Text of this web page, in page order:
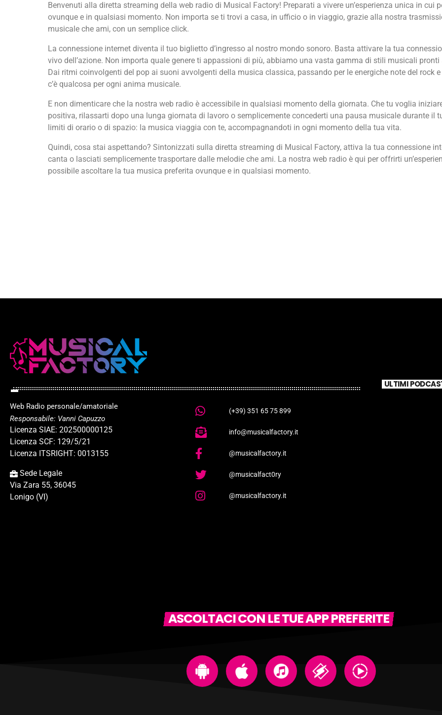
Benvenuti alla diretta streaming della web radio di Musical Factory! Preparati a vivere un’esperienza unica in cui
ovunque e in qualsiasi momento. Non importa se ti trovi a casa, in ufficio o in viaggio, grazie alla nostra
musicale che ami, con un semplice click.
La connessione internet diventa il tuo biglietto d’ingresso al nostro mondo sonoro. Basta attivare la tua
vivo dell’azione. Non importa quale genere ti appassioni di più, abbiamo una vasta gamma di stili musicali
Dai ritmi coinvolgenti del pop ai suoni avvolgenti della musica classica, passando per le energiche note del rock
c’è qualcosa per ogni anima musicale.
E non dimenticare che la nostra web radio è accessibile in qualsiasi momento della giornata. Che tu voglia
positiva, rilassarti dopo una lunga giornata di lavoro o semplicemente concederti una pausa musicale durante il
limiti di orario o di spazio: la musica viaggia con te, accompagnandoti in ogni momento della tua vita.
Quindi, cosa stai aspettando? Sintonizzati sulla diretta streaming di Musical Factory, attiva la tua connessione
canta o lasciati semplicemente trasportare dalle melodie che ami. La nostra web radio è qui per offrirti
possibile ascoltare la tua musica preferita ovunque e in qualsiasi momento.
Web Radio personale/amatoriale
Responsabile: Vanni Capuzzo
Licenza SIAE: 202500000125
Licenza SCF: 129/5/21
Licenza ITSRIGHT: 0013155
Sede Legale
Via Zara 55, 36045
Lonigo (VI)
(+39) 351 65 75 899
info@musicalfactory.it
@musicalfactory.it
@musicalfact0ry
@musicalfactory.it
ULTIMI
ASCOLTACI CON LE TUE APP PREFERITE